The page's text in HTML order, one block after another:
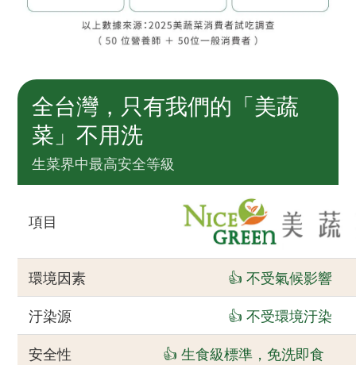
全台灣，只有我們的「美蔬
菜」不用洗
生菜界中最高安全等級
項目
環境因素
👍 不受氣候影響
汙染源
👍 不受環境汙染
安全性
👍 生食級標準，免洗即食